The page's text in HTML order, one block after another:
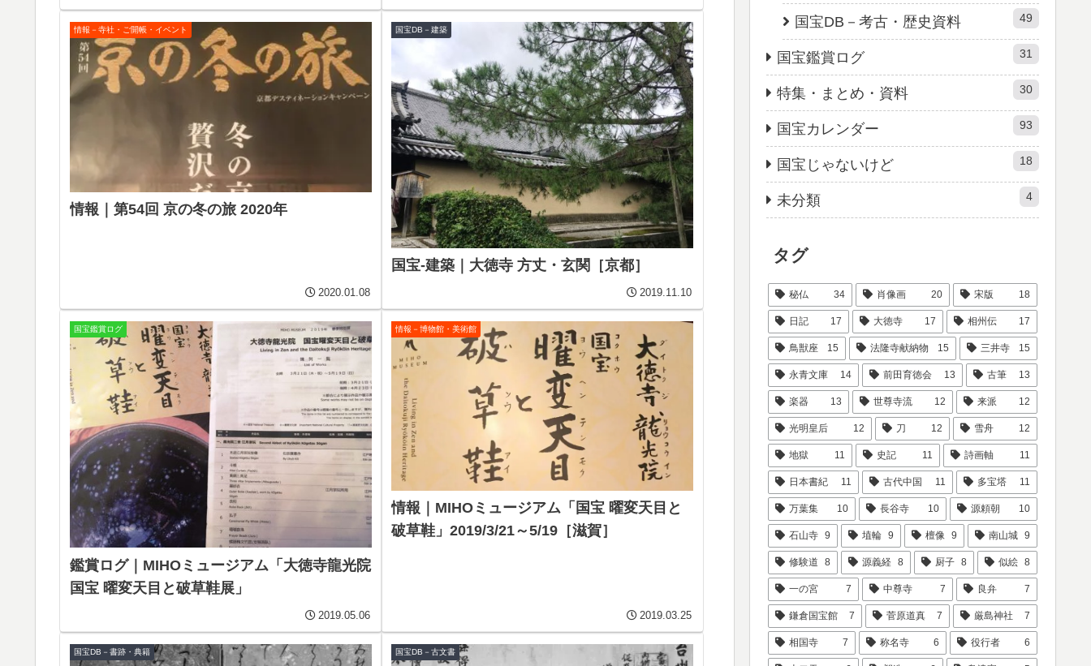
情報－寺社・ご開帳・イベント
情報｜第54回 京の冬の旅 2020年
2020.01.08
国宝DB－建築
国宝-建築｜大徳寺 方丈・玄関［京都］
2019.11.10
国宝鑑賞ログ
鑑賞ログ｜MIHOミュージアム「大徳寺龍光院
国宝 曜変天目と破草鞋展」
2019.05.06
情報－博物館・美術館
情報｜MIHOミュージアム「国宝 曜変天目と
破草鞋」2019/3/21～5/19［滋賀］
2019.03.25
国宝DB－書跡・典籍 国宝DB－古文書
国宝DB－考古・歴史資料 49
国宝鑑賞ログ 31
特集・まとめ・資料 30
国宝カレンダー 93
国宝じゃないけど 18
未分類 4
タグ
秘仏 34 肖像画 20 宋版 18
日記 17 大徳寺 17 相州伝 17
鳥獣座 15 法隆寺献納物 15 三井寺 15
永青文庫 14 前田育徳会 13 古筆 13
楽器 13 世尊寺流 12 来派 12
光明皇后 12 刀 12 雪舟 12
地獄 11 史記 11 詩画軸 11
日本書紀 11 古代中国 11 多宝塔 11
万葉集 10 長谷寺 10 源頼朝 10
石山寺 9 埴輪 9 檀像 9 南山城 9
修験道 8 源義経 8 厨子 8 似絵 8
一の宮 7 中尊寺 7 良弁 7
鎌倉国宝館 7 菅原道真 7 厳島神社 7
相国寺 7 称名寺 6 役行者 6